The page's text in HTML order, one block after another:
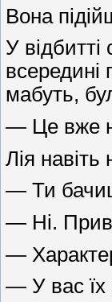
Вона
У
всередині
мабуть,
— Це вже
Лія навіть
— Ти
— Ні.
—
— У вас їх